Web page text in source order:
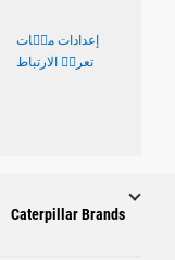
إعدادات ملٝات
تعريٝ الارتباط
Caterpillar Brands